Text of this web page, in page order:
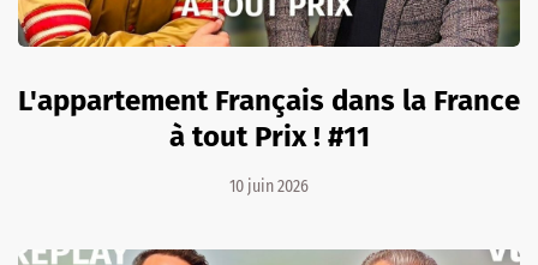
L'appartement Français dans la France
à tout Prix ! #11
10 juin 2026